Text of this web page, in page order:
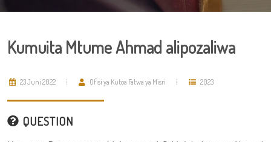
Kumuita Mtume Ahmad alipozaliwa
23 Juni 2022 Ofisi ya Kutoa Fatwa ya Misri 2023
QUESTION